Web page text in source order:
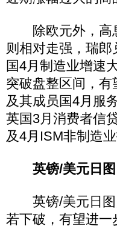
除欧元外，高息
则相对走强，瑞
国4月制造业增速
突破盘整区间，
及其成员国4月服
英国3月消费者信
及4月ISM非制造业
英镑/美元日图
英镑/美元日图
若下破，有望进一